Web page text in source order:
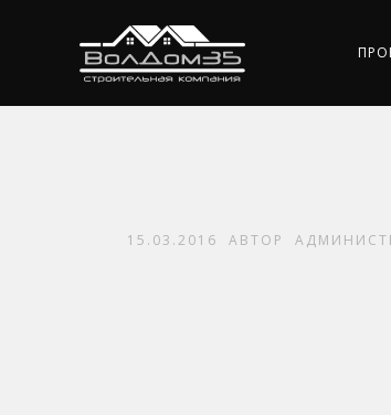
15.03.2016 АВТОР